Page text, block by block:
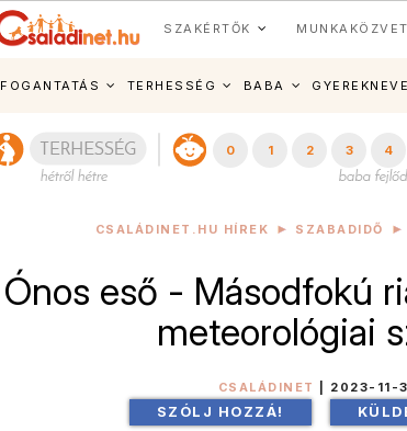
SZAKÉRTŐK
FOGANTATÁS TERHESSÉG BABA
0 1 2 3 4
CSALÁDINET.HU HÍREK SZABADIDŐ
Ónos eső - Másodfokú
meteorológiai
CSALÁDINET 2023-11-
SZÓLJ HOZZÁ!